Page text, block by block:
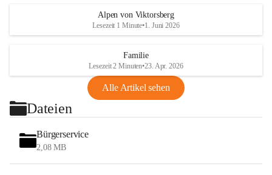
Alpen von Viktorsberg
Lesezeit 1 Minute•1. Juni 2026
Familie
Lesezeit 2 Minuten•23. Apr. 2026
Alle Artikel sehen
Dateien
Bürgerservice
2,08 MB